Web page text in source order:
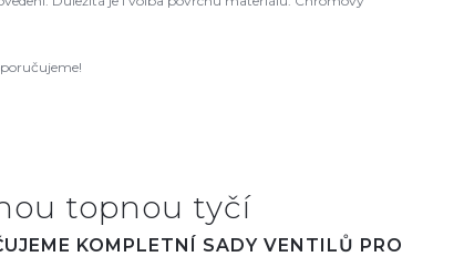
topnou tyčí
KOMPLETNÍ SADY VENTILŮ PRO